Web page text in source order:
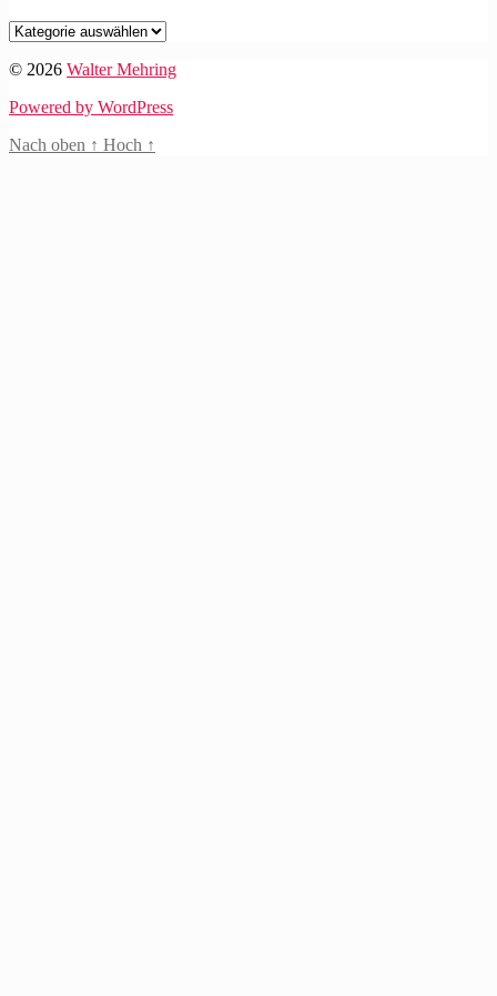
Kategorien
© 2026 Walter Mehring
Powered by WordPress
Nach oben ↑ Hoch ↑